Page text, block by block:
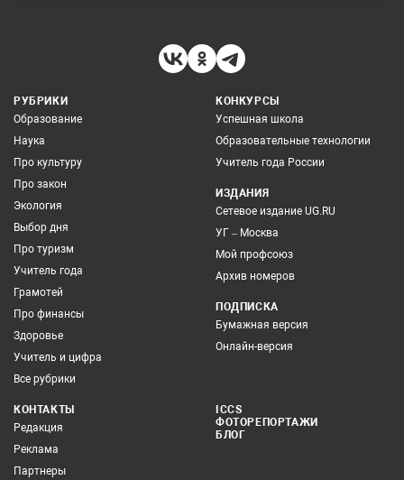
РУБРИКИ
Образование
Наука
Про культуру
Про закон
Экология
Выбор дня
Про туризм
Учитель года
Грамотей
Про финансы
Здоровье
Учитель и цифра
Все рубрики
КОНКУРСЫ
Успешная школа
Образовательные технологии
Учитель года России
ИЗДАНИЯ
Сетевое издание UG.RU
УГ – Москва
Мой профсоюз
Архив номеров
ПОДПИСКА
Бумажная версия
Онлайн-версия
КОНТАКТЫ
Редакция
Реклама
Партнеры
ICCS
ФОТОРЕПОРТАЖИ
БЛОГ